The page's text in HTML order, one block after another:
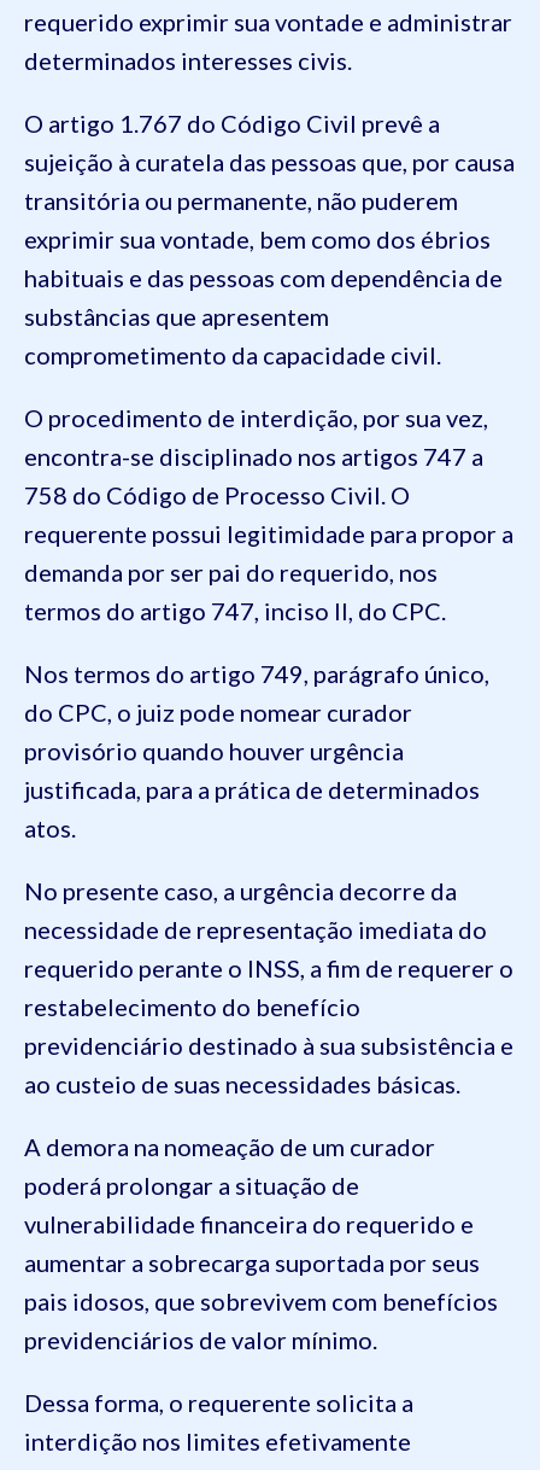
requerido exprimir sua vontade e administrar
determinados interesses civis.
O artigo 1.767 do Código Civil prevê a
sujeição à curatela das pessoas que, por causa
transitória ou permanente, não puderem
exprimir sua vontade, bem como dos ébrios
habituais e das pessoas com dependência de
substâncias que apresentem
comprometimento da capacidade civil.
O procedimento de interdição, por sua vez,
encontra-se disciplinado nos artigos 747 a
758 do Código de Processo Civil. O
requerente possui legitimidade para propor a
demanda por ser pai do requerido, nos
termos do artigo 747, inciso II, do CPC.
Nos termos do artigo 749, parágrafo único,
do CPC, o juiz pode nomear curador
provisório quando houver urgência
justificada, para a prática de determinados
atos.
No presente caso, a urgência decorre da
necessidade de representação imediata do
requerido perante o INSS, a fim de requerer o
restabelecimento do benefício
previdenciário destinado à sua subsistência e
ao custeio de suas necessidades básicas.
A demora na nomeação de um curador
poderá prolongar a situação de
vulnerabilidade financeira do requerido e
aumentar a sobrecarga suportada por seus
pais idosos, que sobrevivem com benefícios
previdenciários de valor mínimo.
Dessa forma, o requerente solicita a
interdição nos limites efetivamente